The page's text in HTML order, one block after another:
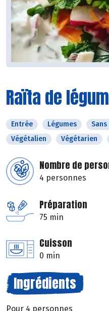
Raïta de
Entrée Légumes
Végétalien
Végétarien
Nombre de
4 personnes
Préparation
75 min
Cuisson
0 min
Ingrédients
Pour 4 personnes